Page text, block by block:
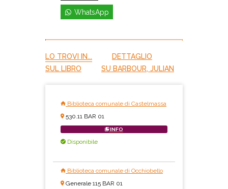
WhatsApp
LO TROVI IN...
DETTAGLIO
SUL LIBRO
SU BARBOUR, JULIAN
Biblioteca comunale di Castelmassa
530.11 BAR 01
INFO
Disponibile
Biblioteca comunale di Occhiobello
Generale 115 BAR 01